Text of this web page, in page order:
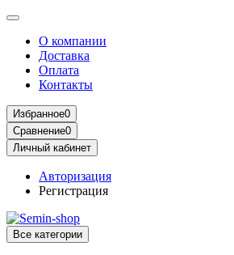
О компании
Доставка
Оплата
Контакты
Избранное0
Сравнение0
Личный кабинет
Авторизация
Регистрация
Все категории